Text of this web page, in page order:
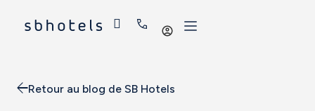
Se
Retour au blog de SB Hotels